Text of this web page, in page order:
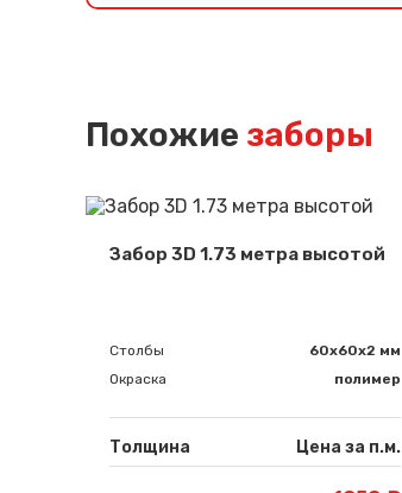
Похожие заборы
Забор 3D 1.73 метра высотой
Столбы
60х60х2 мм
Окраска
полимер
Толщина Цена за п.м.